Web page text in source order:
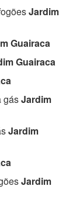
Jardim
Guairaca
Guairaca
gásJardim
Jardim
Jardim